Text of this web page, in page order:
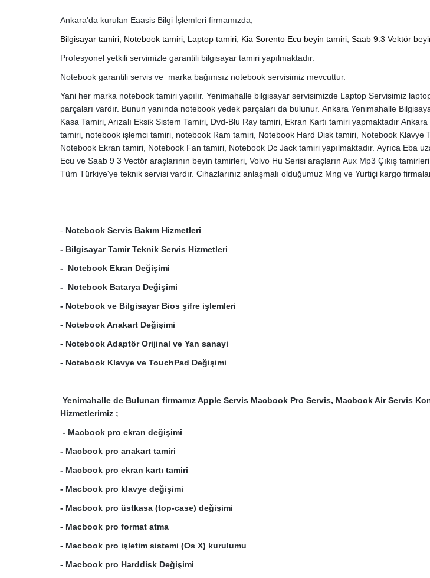
Ankara'da kurulan Eaasis Bilgi İşlemleri firmamızda;
Bilgisayar tamiri Notebook tamiri Laptop tamiri Kia Sorento Ecu beyin tamiri Saab 9.3 Vektör
Profesyonel yetkili servimizle garantili bilgisayar tamiri yapılmaktadır.
Notebook garantili servis ve marka bağımsız notebook servisimiz mevcuttur.
Yani her marka notebook tamiri yapılır. Yenimahalle bilgisayar servisimizde Laptop Servisimiz
parçaları vardır. Bunun yanında notebook yedek parçaları da bulunur. Ankara Yenimahalle
Kasa Tamiri, Arızalı Eksik Sistem Tamiri, Dvd-Blu Ray tamiri, Ekran Kartı tamiri yapmaktadır
tamiri, notebook işlemci tamiri, notebook Ram tamiri, Notebook Hard Disk tamiri, Notebook
Notebook Ekran tamiri, Notebook Fan tamiri, Notebook Dc Jack tamiri yapılmaktadır. Ayrıca
Ecu ve Saab 9 3 Vectör araçlarının beyin tamirleri, Volvo Hu Serisi araçların Aux Mp3 Çıkış
Tüm Türkiye'ye teknik servisi vardır. Cihazlarınız anlaşmalı olduğumuz Mng ve Yurtiçi kargo
- Notebook Servis Bakım Hizmetleri
- Bilgisayar Tamir Teknik Servis Hizmetleri
- Notebook Ekran Değişimi
- Notebook Batarya Değişimi
- Notebook ve Bilgisayar Bios şifre işlemleri
- Notebook Anakart Değişimi
- Notebook Adaptör Orijinal ve Yan sanayi
- Notebook Klavye ve TouchPad Değişimi
Yenimahalle de Bulunan firmamız Apple Servis Macbook Pro Servis, Macbook Air Servis
Hizmetlerimiz ;
- Macbook pro ekran değişimi
- Macbook pro anakart tamiri
- Macbook pro ekran kartı tamiri
- Macbook pro klavye değişimi
- Macbook pro üstkasa (top-case) değişimi
- Macbook pro format atma
- Macbook pro işletim sistemi (Os X) kurulumu
- Macbook pro Harddisk Değişimi